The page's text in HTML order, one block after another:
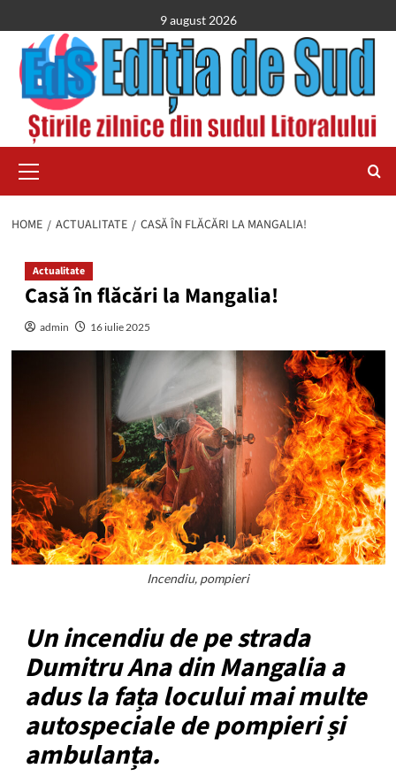
to
content
9 august 2026
Menu
HOME ACTUALITATE CASĂ ÎN FLĂCĂRI LA MANGALIA!
Actualitate
Casă în flăcări la Mangalia!
admin 16 iulie 2025
Incendiu, pompieri
Un incendiu de pe strada
Dumitru Ana din Mangalia a
adus la fața locului mai multe
autospeciale de pompieri și
ambulanța.